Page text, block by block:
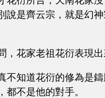
說是齊云宗，就是幻
，花家老祖花衍表現
不知道花衍的修為是
都不是他的對手。